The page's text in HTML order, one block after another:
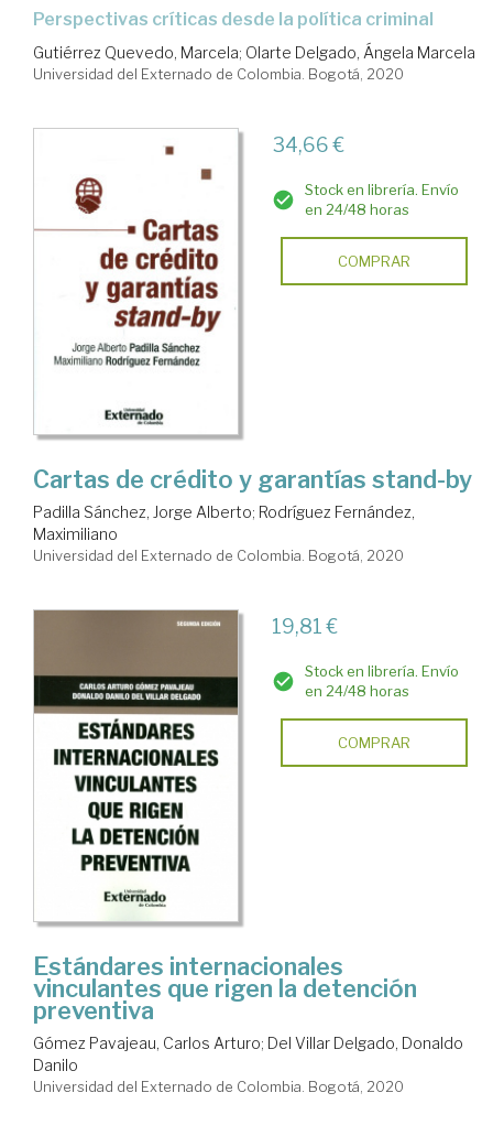
perspectivas críticas desde la política criminal
Gutiérrez Quevedo, Marcela; Olarte Delgado, Ángela Marcela
Universidad del Externado de Colombia. Bogotá, 2020
34,66 €
Stock en librería. Envío
en 24/48 horas
COMPRAR
Cartas de crédito y garantías stand-by
Padilla Sánchez, Jorge Alberto; Rodríguez Fernández,
Maximiliano
Universidad del Externado de Colombia. Bogotá, 2020
19,81 €
Stock en librería. Envío
en 24/48 horas
COMPRAR
Estándares internacionales
vinculantes que rigen la detención
preventiva
Gómez Pavajeau, Carlos Arturo; Del Villar Delgado, Donaldo
Danilo
Universidad del Externado de Colombia. Bogotá, 2020